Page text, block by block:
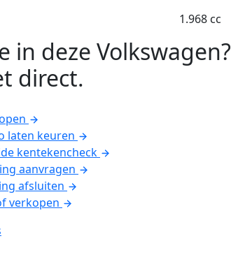
1.968 cc
in deze Volkswagen?
direct.
laten keuren
kentekencheck
aanvragen
afsluiten
verkopen